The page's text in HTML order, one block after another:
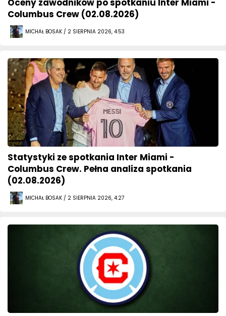
Oceny zawodników po spotkaniu Inter Miami -
Columbus Crew (02.08.2026)
MICHAŁ BOSAK / 2 SIERPNIA 2026, 4:53
Statystyki ze spotkania Inter Miami -
Columbus Crew. Pełna analiza spotkania
(02.08.2026)
MICHAŁ BOSAK / 2 SIERPNIA 2026, 4:27